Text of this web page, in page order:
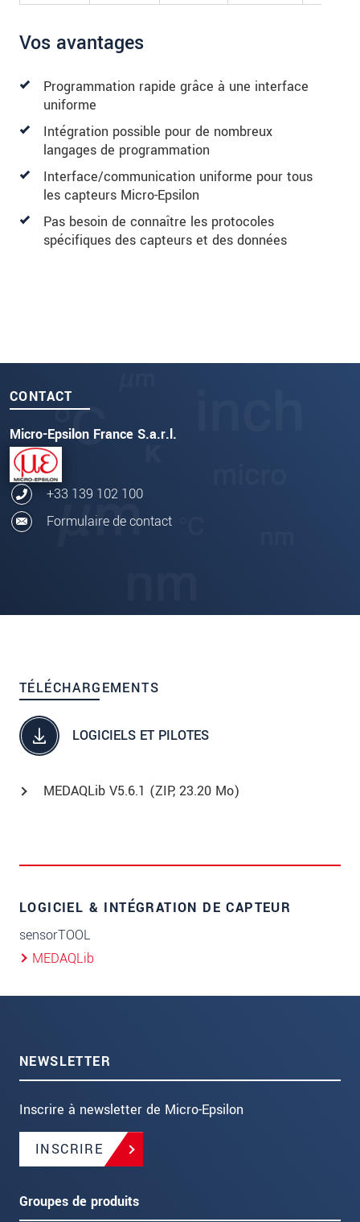
Vos avantages
Programmation rapide grâce à une interface
uniforme
Intégration possible pour de nombreux
langages de programmation
Interface/communication uniforme pour tous
les capteurs Micro-Epsilon
Pas besoin de connaître les protocoles
spécifiques des capteurs et des données
CONTACT
Micro-Epsilon France S.a.r.l.
+33 139 102 100
Formulaire de contact
TÉLÉCHARGEMENTS
LOGICIELS ET PILOTES
MEDAQLib V5.6.1 (ZIP, 23.20 Mo)
LOGICIEL & INTÉGRATION DE CAPTEUR
sensorTOOL
MEDAQLib
NEWSLETTER
Inscrire à newsletter de Micro-Epsilon
INSCRIRE
Groupes de produits